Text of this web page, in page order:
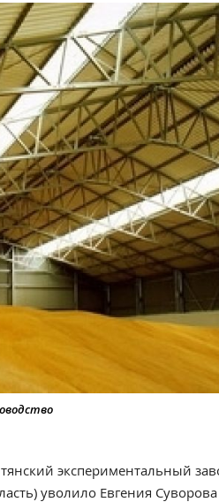
экспериментальный
уволило Евгения Суворова